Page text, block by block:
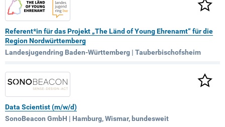
Referent*in für das Projekt „The Länd of Young Ehrenamt“ für die
Region Nordwürttemberg
Landesjugendring Baden-Württemberg | Tauberbischofsheim
Data Scientist (m/w/d)
SonoBeacon GmbH | Hamburg, Wismar, bundesweit